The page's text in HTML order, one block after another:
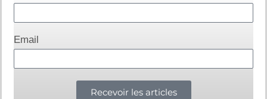
Email
Recevoir les articles